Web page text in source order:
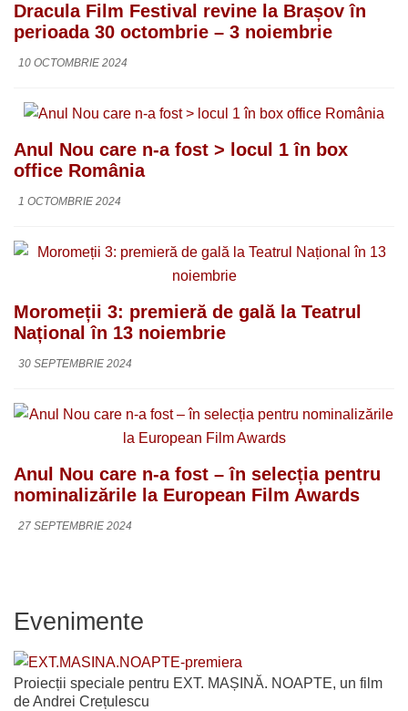
Dracula Film Festival revine la Brașov în
perioada 30 octombrie – 3 noiembrie
10 OCTOMBRIE 2024
Anul Nou care n-a fost > locul 1 în box
office România
1 OCTOMBRIE 2024
Moromeții 3: premieră de gală la Teatrul
Național în 13 noiembrie
30 SEPTEMBRIE 2024
Anul Nou care n-a fost – în selecția pentru
nominalizările la European Film Awards
27 SEPTEMBRIE 2024
Evenimente
Proiecții speciale pentru EXT. MAȘINĂ. NOAPTE, un film
de Andrei Crețulescu